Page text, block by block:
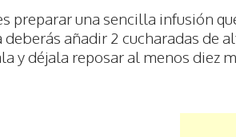
preparar una sencilla infusión
añadir 2 cucharadas de
y déjala reposar al menos diez